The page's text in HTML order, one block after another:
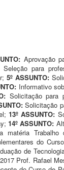
Aprovação
para
5º ASSUNTO:
Informativo
Solicitação para
Solicitação
13º ASSUNTO:
14º ASSUNTO:
matéria
do
de
Prof. Rafael